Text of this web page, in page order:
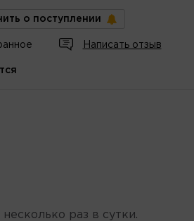
о поступлении
Написать отзыв
раз в сутки.